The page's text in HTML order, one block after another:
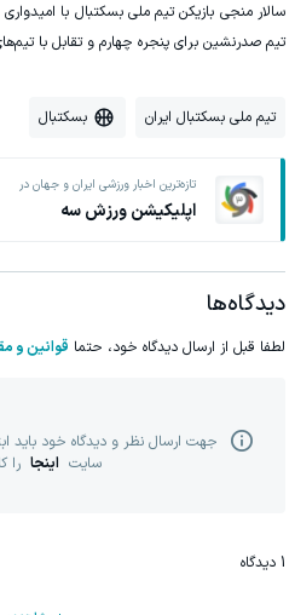
سالار منجی بازیکن تیم ملی بسکتبال با
تیم صدرنشین برای پنجره چهارم و تقابل با
تیم ملی بسکتبال ایران بسکتبال
تازه‌ترین اخبار ورزشی ایران و جهان در
اپلیکیشن ورزش سه
دیدگاه‌ها
لطفا قبل از ارسال دیدگاه خود، حتما قوانین و
جهت ارسال نظر و دیدگاه خود باید
سایت اینجا را
1 دیدگاه